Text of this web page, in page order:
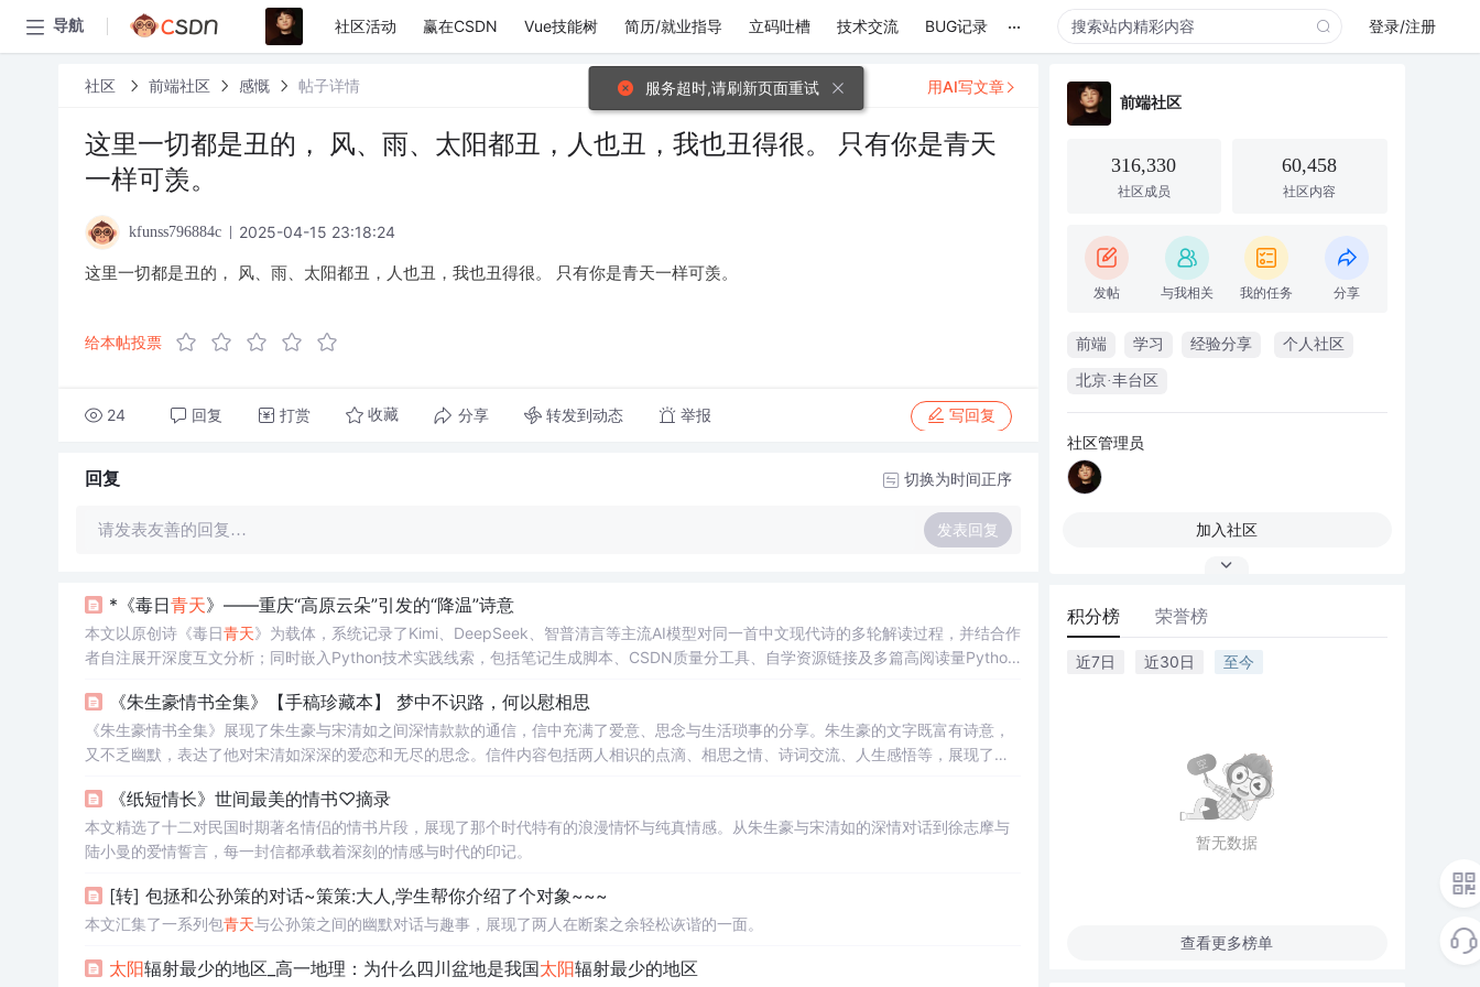
导航 社区活动 赢在CSDN Vue技能树 简历/就业指导 立码吐槽 技术交流 BUG记录 ... 登录/注册
社区 前端社区 感慨 帖子详情
这里一切都是丑的， 风、雨、太阳都丑，人也丑，我也丑得很。 只有你是青天
一样可羡。
kfunss796884c 2025-04-15 23:18:24
这里一切都是丑的， 风、雨、太阳都丑，人也丑，我也丑得很。 只有你是青天一样可羡。
给本帖投票
24 回复 打赏 收藏 分享 转发到动态 举报 写回复
用AI写文章
回复 切换为时间正序
请发表友善的回复… 发表回复
*《毒日青天》——重庆“高原云朵”引发的“降温”诗意
本文以原创诗《毒日青天》为载体，系统记录了Kimi、DeepSeek、智普清言等主流AI模型对同一首中文现代诗的多轮解读过程，并结合作
者自注展开深度互文分析；同时嵌入Python技术实践线索，包括笔记生成脚本、CSDN质量分工具、自学资源链接及多篇高阅读量Python
《朱生豪情书全集》【手稿珍藏本】 梦中不识路，何以慰相思
《朱生豪情书全集》展现了朱生豪与宋清如之间深情款款的通信，信中充满了爱意、思念与生活琐事的分享。朱生豪的文字既富有诗意，
又不乏幽默，表达了他对宋清如深深的爱恋和无尽的思念。信件内容包括两人相识的点滴、相思之情、诗词交流、人生感悟等，展现了他
《纸短情长》世间最美的情书♡摘录
本文精选了十二对民国时期著名情侣的情书片段，展现了那个时代特有的浪漫情怀与纯真情感。从朱生豪与宋清如的深情对话到徐志摩与
陆小曼的爱情誓言，每一封信都承载着深刻的情感与时代的印记。
[转] 包拯和公孙策的对话~策策:大人,学生帮你介绍了个对象~~~
本文汇集了一系列包青天与公孙策之间的幽默对话与趣事，展现了两人在断案之余轻松诙谐的一面。
太阳辐射最少的地区_高一地理：为什么四川盆地是我国太阳辐射最少的地区
前端社区
316,330
社区成员
60,458
社区内容
发帖 与我相关 我的任务 分享
前端 学习 经验分享 个人社区
北京·丰台区
社区管理员
加入社区
积分榜 荣誉榜
近7日 近30日 至今
暂无数据
查看更多榜单
服务超时,请刷新页面重试